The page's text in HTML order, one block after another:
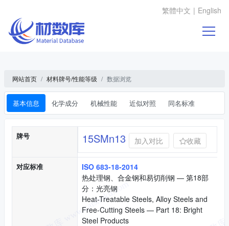
繁體中文 | English
网站首页 材料牌号/性能等级 数据浏览
基本信息 化学成分 机械性能 近似对照 同名标准
基本信息
牌号 15SMn13 加入对比 收藏
对应标准
ISO 683-18-2014
热处理钢、合金钢和易切削钢 — 第18部
分：光亮钢
Heat-Treatable Steels, Alloy Steels and
Free-Cutting Steels — Part 18: Bright
Steel Products